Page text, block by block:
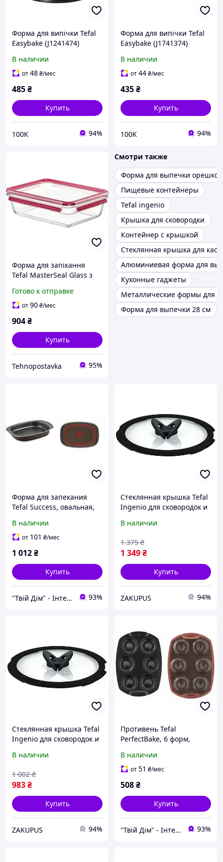
Форма для випічки Tefal
Easybake (J1241474)
В наличии
от48₴/мес
485₴
Купить
100K 94%
Форма для випічки Tefal
Easybake (J1741374)
В наличии
от44₴/мес
435₴
Купить
100K 94%
Форма для запікання
Tefal MasterSeal Glass з
Готово к отправке
от90₴/мес
904₴
Купить
Tehnopostavka 95%
Смотри также
Форма для выпечки орешков
Пищевые контейнеры
Tefal ingenio
Крышка для сковородки
Контейнер с крышкой
Стеклянная крышка для
Алюминиевая форма для
Кухонные гаджеты
Металлические формы для
Форма для выпечки 28 см
Форма для запекания
Tefal Success, овальная,
черный J1601502
В наличии
от 101 ₴/мес
1 012₴
Купить
"Твій Дім" - Інтернет-гіпермаркет 93%
Стеклянная крышка Tefal
Ingenio для сковородок и
(L9846653)
В наличии
1 349₴
1 375 ₴
Купить
ZAKUPUS 94%
Стеклянная крышка Tefal
Ingenio для сковородок и
(L9846153)
В наличии
983₴
1 002 ₴
Купить
ZAKUPUS 94%
Противень Tefal
PerfectBake, 6 форм,
алюминий, коричневый
J5734602
В наличии
от51 ₴/мес
508₴
Купить
"Твій Дім" - Інтернет-гіпермаркет 93%